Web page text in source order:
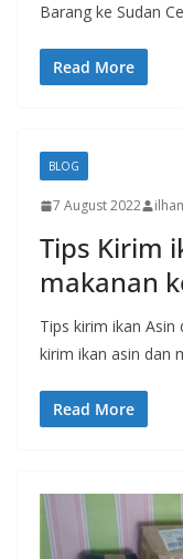
Barang ke Sudan
Read More
BLOG
7 August 2022
Tips Kirim
makanan
Tips kirim ikan
kirim ikan asin dan
Read More